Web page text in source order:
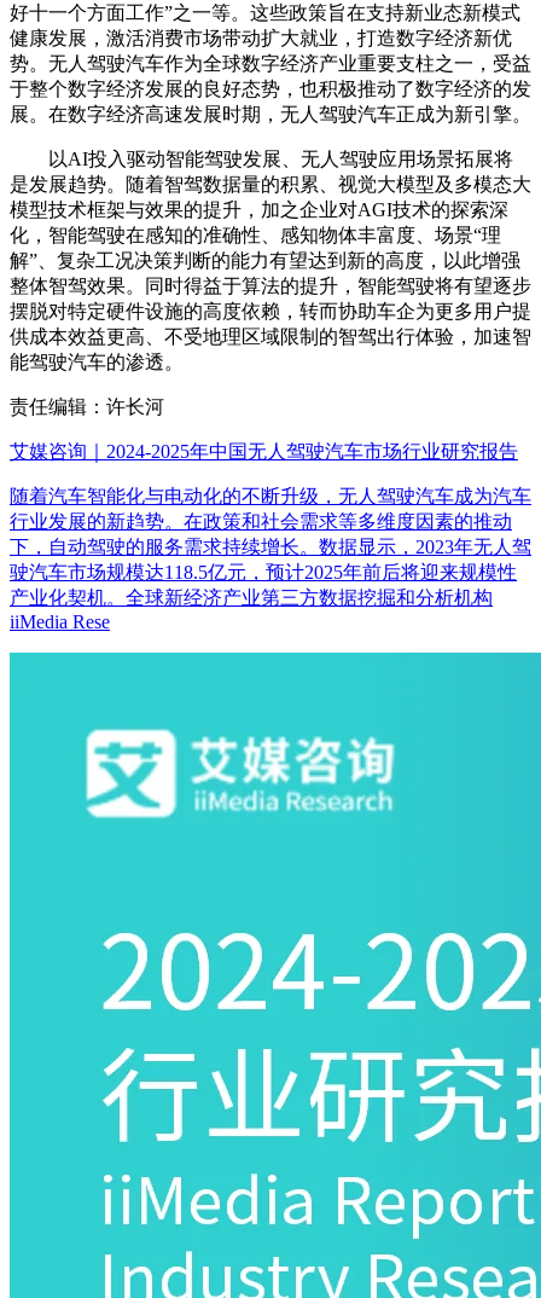
好十一个方面工作”之一等。这些政策旨在支持新业态新模式
健康发展，激活消费市场带动扩大就业，打造数字经济新优
势。无人驾驶汽车作为全球数字经济产业重要支柱之一，受益
于整个数字经济发展的良好态势，也积极推动了数字经济的发
展。在数字经济高速发展时期，无人驾驶汽车正成为新引擎。
以AI投入驱动智能驾驶发展、无人驾驶应用场景拓展将
是发展趋势。随着智驾数据量的积累、视觉大模型及多模态大
模型技术框架与效果的提升，加之企业对AGI技术的探索深
化，智能驾驶在感知的准确性、感知物体丰富度、场景“理
解”、复杂工况决策判断的能力有望达到新的高度，以此增强
整体智驾效果。同时得益于算法的提升，智能驾驶将有望逐步
摆脱对特定硬件设施的高度依赖，转而协助车企为更多用户提
供成本效益更高、不受地理区域限制的智驾出行体验，加速智
能驾驶汽车的渗透。
责任编辑：许长河
艾媒咨询｜2024-2025年中国无人驾驶汽车市场行业研究报告
随着汽车智能化与电动化的不断升级，无人驾驶汽车成为汽车
行业发展的新趋势。在政策和社会需求等多维度因素的推动
下，自动驾驶的服务需求持续增长。数据显示，2023年无人驾
驶汽车市场规模达118.5亿元，预计2025年前后将迎来规模性
产业化契机。全球新经济产业第三方数据挖掘和分析机构
iiMedia Rese